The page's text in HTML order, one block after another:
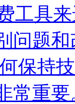
工具
问题
保持
常重